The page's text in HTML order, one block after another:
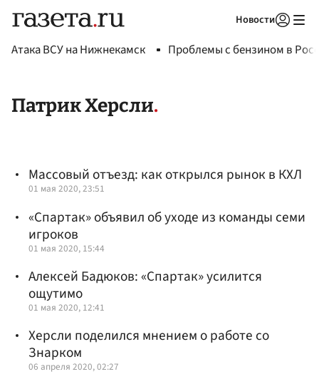
Новости
Атака ВСУ на Нижнекамск Проблемы с бензином в
Патрик Херсли
Массовый отъезд: как открылся рынок в КХЛ
01 мая 2020, 23:51
«Спартак» объявил об уходе из команды семи
игроков
01 мая 2020, 15:44
Алексей Бадюков: «Спартак» усилится
ощутимо
01 мая 2020, 12:41
Херсли поделился мнением о работе со
Знарком
06 апреля 2020, 02:27